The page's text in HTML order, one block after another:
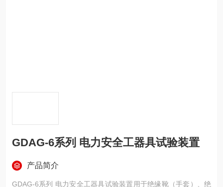
GDAG-6系列 电力安全工器具试验装置
产品简介
GDAG-6系列 电力安全工器具试验装置用于绝缘靴（手套）、绝